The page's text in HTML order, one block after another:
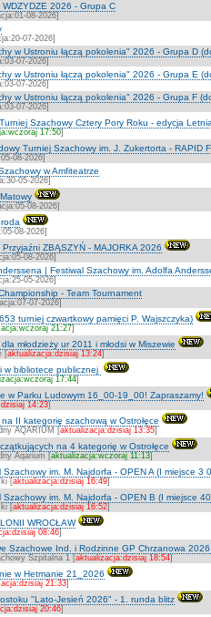
2026 - Grupa C
08-2026]
07-2026]
w Ustroniu łączą pokolenia" 2026 - Grupa D
07-2026]
w Ustroniu łączą pokolenia" 2026 - Grupa E
07-2026]
w Ustroniu łączą pokolenia" 2026 - Grupa F
07-2026]
Szachowy Cztery Pory Roku - edycja
17:50]
Turniej Szachowy im. J. Zukertorta - RAPID
08-2026]
w Amfiteatrze
05-2026]
08-2026]
08-2026]
ZBĄSZYŃ - MAJORKA 2026
08-2026]
| Festiwal Szachowy im. Adolfa
05-2026]
- Team Tournament
07-2026]
turniej czwartkowy pamięci P. Wajszczyka)
21:27]
młodzieży ur 2011 i młodsi w Miszewie
[aktualizacja:dzisiaj 13:24]
w bibliotece publicznej
17:44]
w Parku Ludowym 16_00-19_00! Zapraszamy!
14:23]
II kategorię szachową w Ostrołęce
AQARIUM [aktualizacja:dzisiaj 13:35]
na 4 kategorię w Ostrołęce
Aqarium [aktualizacja:wczoraj 11:13]
Szachowy im. M. Najdorfa - OPEN A (I miejsce 3
[aktualizacja:dzisiaj 16:49]
Szachowy im. M. Najdorfa - OPEN B (I miejsce
[aktualizacja:dzisiaj 16:52]
WROCŁAW
08:46]
Szachowe Ind. i Rodzinne GP Chrzanowa 2026
Szpitalna 1 [aktualizacja:dzisiaj 18:54]
w Hetmanie 21_2026
21:33]
"Lato-Jesień 2026" - 1. runda blitz
20:46]